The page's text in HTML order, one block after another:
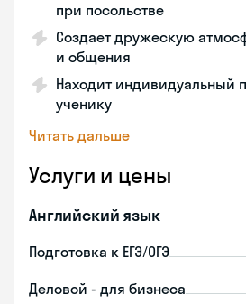
при посольстве
Создает дружескую
и общения
Находит индивидуальный
ученику
Читать дальше
Услуги и цены
Английский язык
Подготовка к ЕГЭ/ОГЭ
Деловой - для бизнеса